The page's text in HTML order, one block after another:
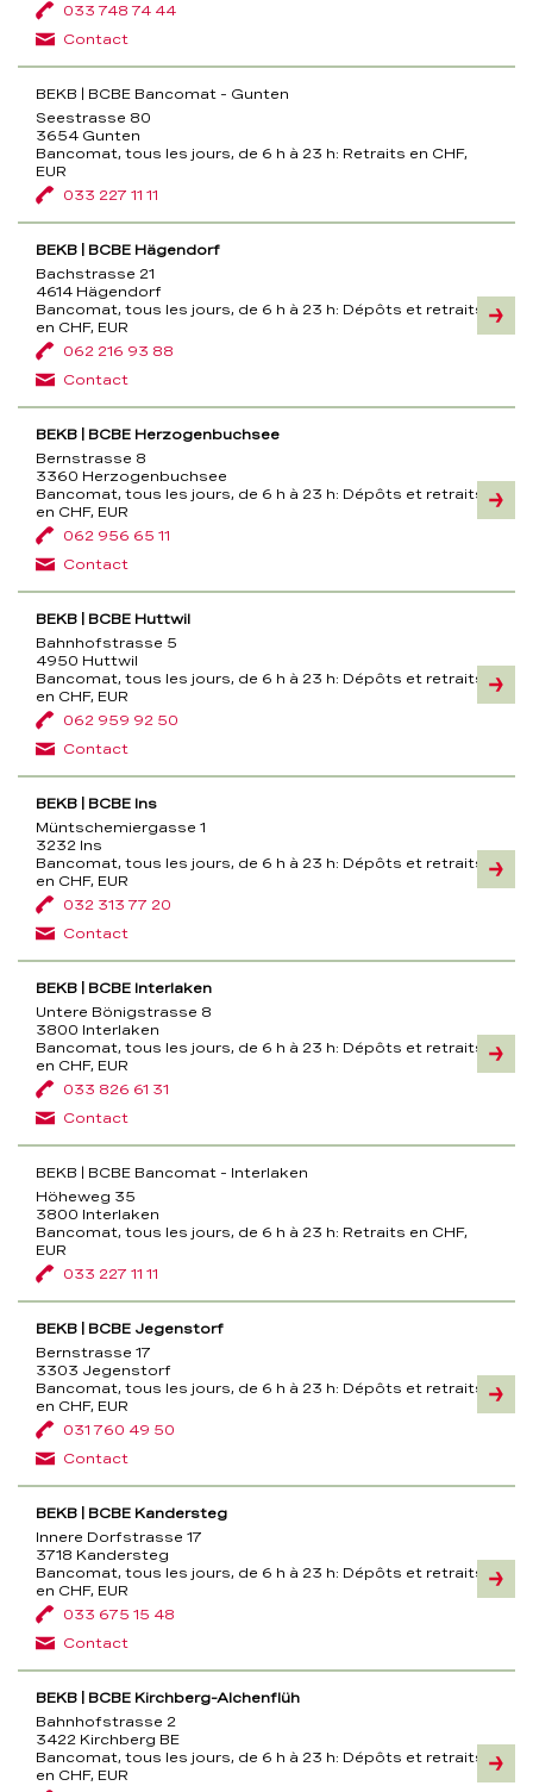
033 748 74 44
Contact
BEKB | BCBE Bancomat - Gunten
Seestrasse 80
3654 Gunten
Bancomat, tous les jours, de 6 h à 23 h: Retraits en CHF,
EUR
033 227 11 11
BEKB | BCBE Hägendorf
Bachstrasse 21
4614 Hägendorf
Bancomat, tous les jours, de 6 h à 23 h: Dépôts et retraits
en CHF, EUR
062 216 93 88
Contact
BEKB | BCBE Herzogenbuchsee
Bernstrasse 8
3360 Herzogenbuchsee
Bancomat, tous les jours, de 6 h à 23 h: Dépôts et retraits
en CHF, EUR
062 956 65 11
Contact
BEKB | BCBE Huttwil
Bahnhofstrasse 5
4950 Huttwil
Bancomat, tous les jours, de 6 h à 23 h: Dépôts et retraits
en CHF, EUR
062 959 92 50
Contact
BEKB | BCBE Ins
Müntschemiergasse 1
3232 Ins
Bancomat, tous les jours, de 6 h à 23 h: Dépôts et retraits
en CHF, EUR
032 313 77 20
Contact
BEKB | BCBE Interlaken
Untere Bönigstrasse 8
3800 Interlaken
Bancomat, tous les jours, de 6 h à 23 h: Dépôts et retraits
en CHF, EUR
033 826 61 31
Contact
BEKB | BCBE Bancomat - Interlaken
Höheweg 35
3800 Interlaken
Bancomat, tous les jours, de 6 h à 23 h: Retraits en CHF,
EUR
033 227 11 11
BEKB | BCBE Jegenstorf
Bernstrasse 17
3303 Jegenstorf
Bancomat, tous les jours, de 6 h à 23 h: Dépôts et retraits
en CHF, EUR
031 760 49 50
Contact
BEKB | BCBE Kandersteg
Innere Dorfstrasse 17
3718 Kandersteg
Bancomat, tous les jours, de 6 h à 23 h: Dépôts et retraits
en CHF, EUR
033 675 15 48
Contact
BEKB | BCBE Kirchberg-Alchenflüh
Bahnhofstrasse 2
3422 Kirchberg BE
Bancomat, tous les jours, de 6 h à 23 h: Dépôts et retraits
en CHF, EUR